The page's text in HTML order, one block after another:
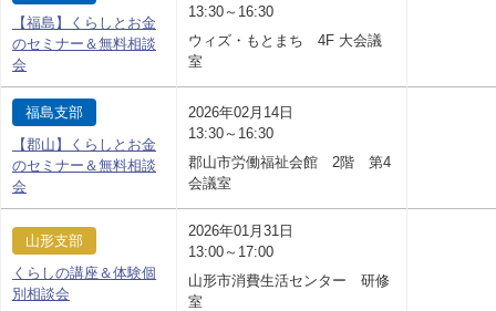
【福島】くらしとお金
のセミナー＆無料相談
会
13:30～16:30
ウィズ・もとまち 4F 大会議
室
福島支部
【郡山】くらしとお金
のセミナー＆無料相談
会
2026年02月14日
13:30～16:30
郡山市労働福祉会館 2階 第4
会議室
山形支部
くらしの講座＆体験個
別相談会
2026年01月31日
13:00～17:00
山形市消費生活センター 研修
室